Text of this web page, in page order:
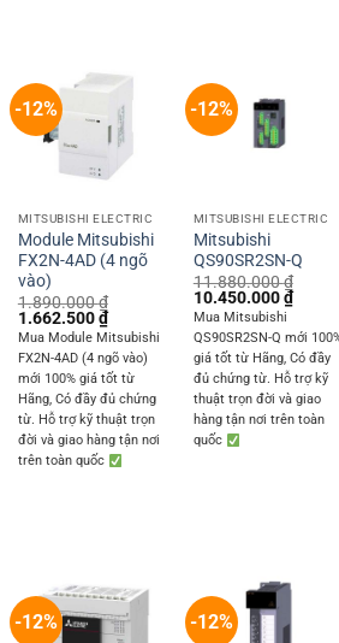
-12%
MITSUBISHI ELECTRIC
Module Mitsubishi
FX2N-4AD (4 ngõ
vào)
1.890.000₫
Original
price
was:
1.890.000 ₫.
1.662.500₫Current
price
is:
1.662.500 ₫.
Mua Module Mitsubishi
FX2N-4AD (4 ngõ vào)
mới 100% giá tốt từ
Hãng, Có đầy đủ chứng
từ. Hỗ trợ kỹ thuật trọn
đời và giao hàng tận nơi
trên toàn quốc
-12%
MITSUBISHI ELECTRIC
Mitsubishi
QS90SR2SN-Q
11.880.000₫
Original
price
was:
11.880.000 ₫.
10.450.000₫Current
price
is:
Mua Mitsubishi
QS90SR2SN-Q mới
giá tốt từ Hãng, Có đầy
đủ chứng từ. Hỗ trợ kỹ
thuật trọn đời và giao
hàng tận nơi trên toàn
quốc
-12% -12%